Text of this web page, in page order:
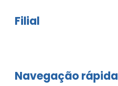
Filial
Navegação rápida